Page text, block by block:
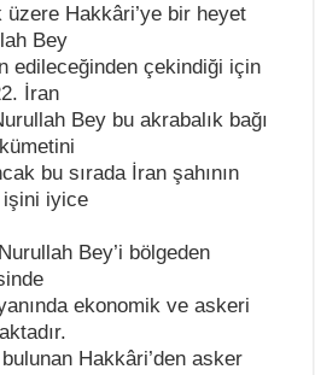
üzere Hakkâri’ye bir heyet
Bey
edileceğinden çekindiği için
İran
Bey bu akrabalık bağı
bu sırada İran şahının
işini iyice
Bey’i bölgeden
ekonomik ve askeri
Hakkâri’den asker